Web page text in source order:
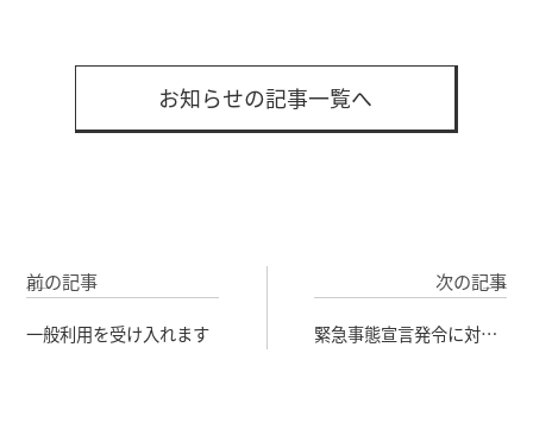
お知らせの記事一覧へ
前の記事
一般利用を受け入れます
次の記事
緊急事態宣言発令に対す